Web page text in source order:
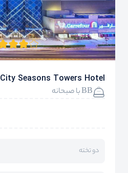
City Seasons Towers Hotel
BB با صبحانه
دو تخته